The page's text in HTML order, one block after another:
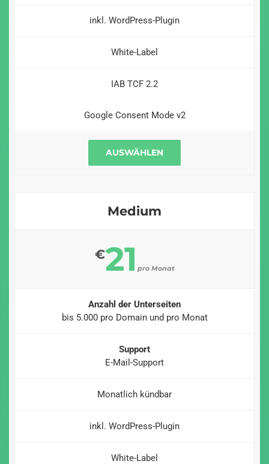
inkl. WordPress-Plugin
White-Label
IAB TCF 2.2
Google Consent Mode v2
AUSWÄHLEN
Medium
€21 pro Monat
Anzahl der Unterseiten
bis 5.000 pro Domain und pro Monat
Support
E-Mail-Support
Monatlich kündbar
inkl. WordPress-Plugin
White-Label